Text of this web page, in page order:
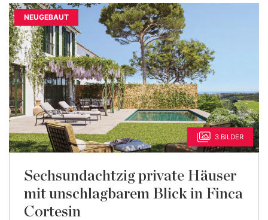
NEUGEBAUT
3 BILDER
Sechsundachtzig private Häuser
mit unschlagbarem Blick in Finca
Cortesin